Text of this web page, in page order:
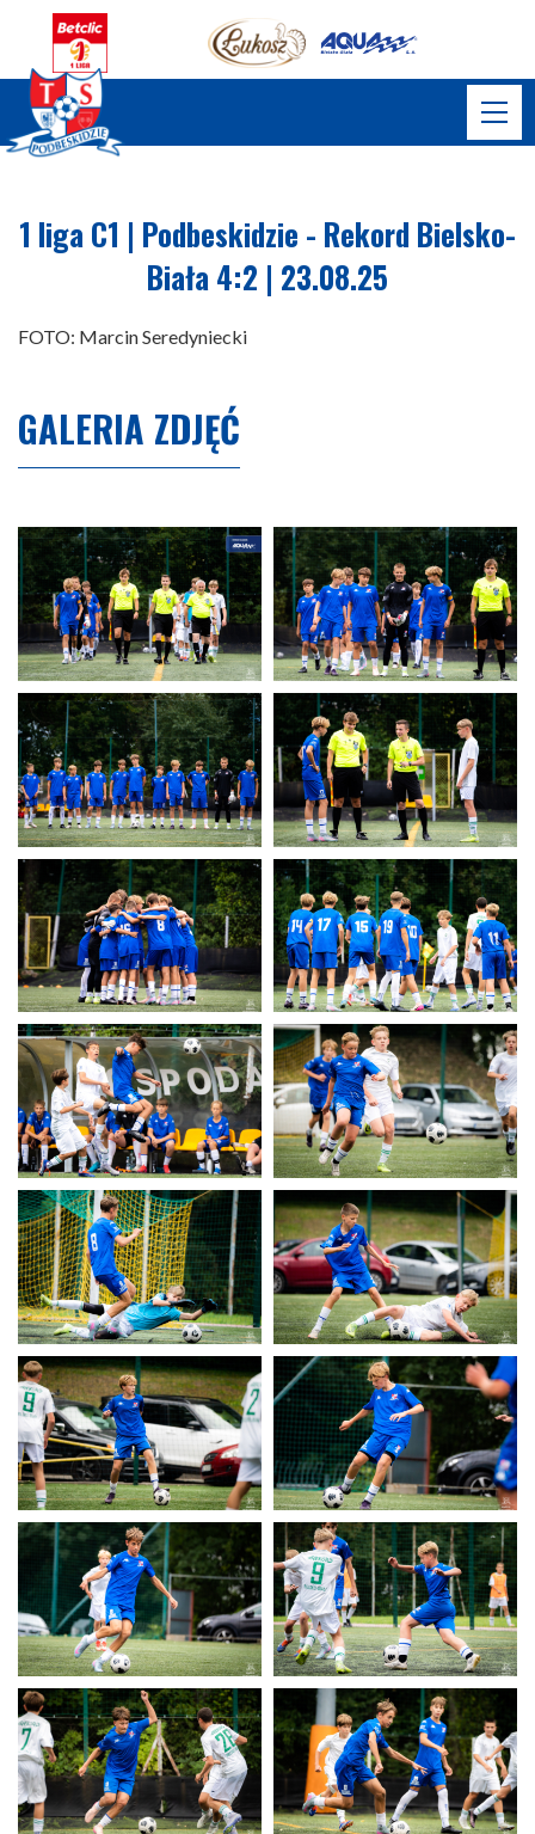
1 liga C1 | Podbeskidzie - Rekord Bielsko-
Biała 4:2 | 23.08.25
FOTO: Marcin Seredyniecki
GALERIA ZDJĘĆ